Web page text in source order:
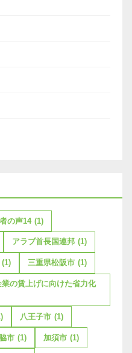
の声14 (1)
アラブ首長国連邦 (1)
(1) 三重県松阪市 (1)
の賃上げに向けた省力化
八王子市 (1)
市 (1) 加須市 (1)